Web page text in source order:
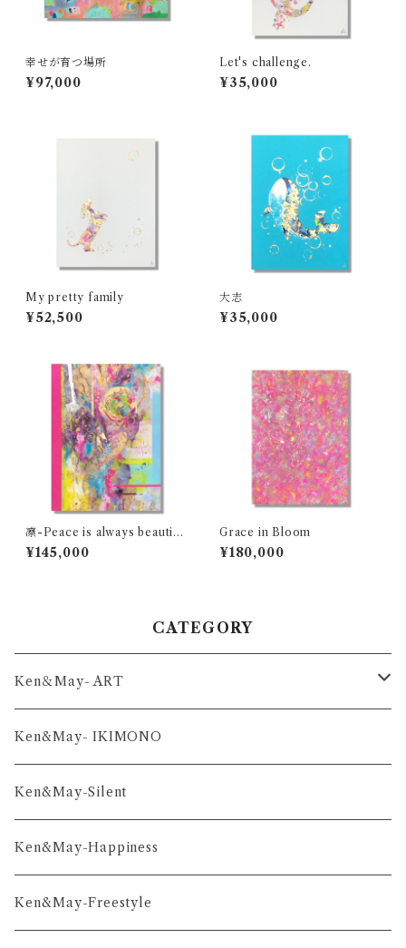
幸せが育つ場所
¥97,000
Let's challenge.
¥35,000
My pretty family
¥52,500
大志
¥35,000
凛-Peace is always beautifu
l¥145,000
Grace in Bloom
¥180,000
CATEGORY
Ken＆May- ART
舞-series
凛-series
雅-series
和-series
Ken&May- IKIMONO
Ken&May-Silent
Ken&May-Happiness
Ken&May-Freestyle